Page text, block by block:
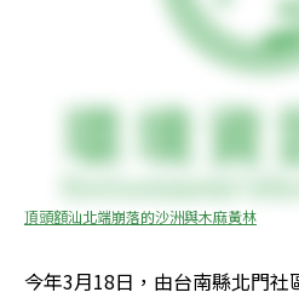
頂頭額汕北端崩落的沙洲與木麻黃林
今年3月18日，由台南縣北門